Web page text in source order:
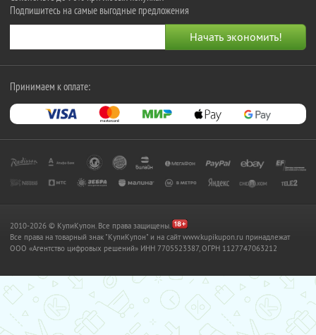
Подпишитесь на самые выгодные предложения
Принимаем к оплате:
2010-2026 © КупиКупон. Все права защищены.
Все права на товарный знак "КупиКупон" и на сайт www.kupikupon.ru принадлежат
OOO «Агентство цифровых решений» ИНН 7705523387, ОГРН 1127747063212